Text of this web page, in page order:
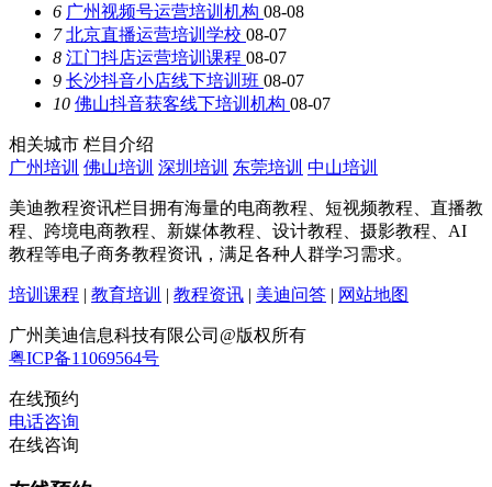
6 广州视频号运营培训机构 08-08
7 北京直播运营培训学校 08-07
8 江门抖店运营培训课程 08-07
9 长沙抖音小店线下培训班 08-07
10 佛山抖音获客线下培训机构 08-07
相关城市 栏目介绍
广州培训 佛山培训 深圳培训 东莞培训 中山培训
美迪教程资讯栏目拥有海量的电商教程、短视频教程、直播教
程、跨境电商教程、新媒体教程、设计教程、摄影教程、AI
教程等电子商务教程资讯，满足各种人群学习需求。
培训课程 | 教育培训 | 教程资讯 | 美迪问答 | 网站地图
广州美迪信息科技有限公司@版权所有
粤ICP备11069564号
在线预约
电话咨询
在线咨询